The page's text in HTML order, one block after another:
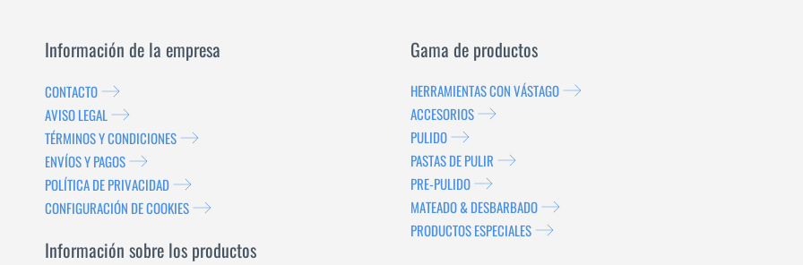
Información de la empresa
CONTACTO
AVISO LEGAL
TÉRMINOS Y CONDICIONES
ENVÍOS Y PAGOS
POLÍTICA DE PRIVACIDAD
CONFIGURACIÓN DE COOKIES
Información sobre los productos
Gama de productos
HERRAMIENTAS CON VÁSTAGO
ACCESORIOS
PULIDO
PASTAS DE PULIR
PRE-PULIDO
MATEADO & DESBARBADO
PRODUCTOS ESPECIALES